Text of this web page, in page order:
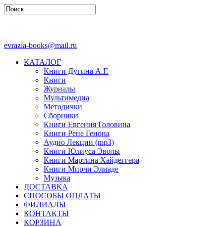
evrazia-books@mail.ru
КАТАЛОГ
Книги Дугина А.Г.
Книги
Журналы
Мультимедиа
Методички
Сборники
Книги Евгения Головина
Книги Рене Генона
Аудио Лекции (mp3)
Книги Юлиуса Эволы
Книги Мартина Хайдеггера
Книги Мирчи Элиаде
Музыка
ДОСТАВКА
СПОСОБЫ ОПЛАТЫ
ФИЛИАЛЫ
КОНТАКТЫ
КОРЗИНА